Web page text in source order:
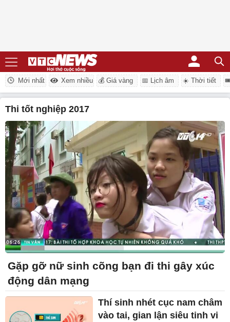
Mới nhất Xem nhiều 💰 Giá vàng 📅 Lịch âm ☀️ Thời tiết
thi tốt nghiệp 2017
Gặp gỡ nữ sinh cõng bạn đi thi gây xúc
động dân mạng
Thí sinh nhét cục nam châm
vào tai, gian lận siêu tinh vi